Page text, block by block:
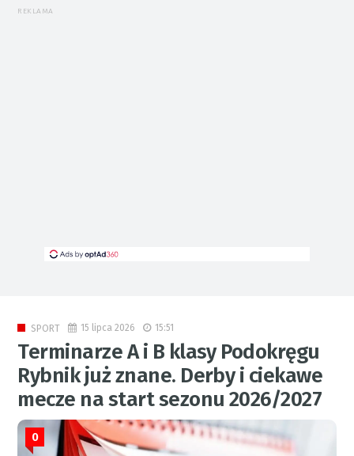
REKLAMA
SPORT 15 lipca 2026 15:51
Terminarze A i B klasy Podokręgu
Rybnik już znane. Derby i ciekawe
mecze na start sezonu 2026/2027
0